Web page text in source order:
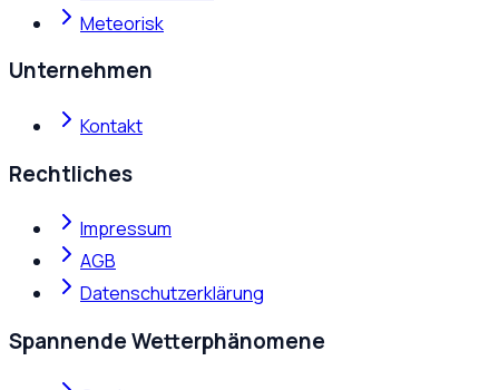
Meteorisk
Unternehmen
Kontakt
Rechtliches
Impressum
AGB
Datenschutzerklärung
Spannende Wetterphänomene